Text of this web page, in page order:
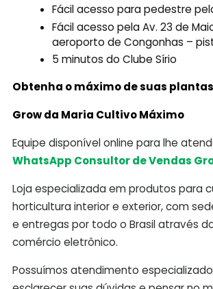
Fácil acesso para pedestre
Fácil acesso pela Av. 23 de
aeroporto de Congonhas –
5 minutos do Clube Sírio
Obtenha o máximo de suas
Grow da Maria Cultivo Máximo
Equipe disponível online para lhe
WhatsApp Consultor de Vendas
Loja especializada em produtos para
horticultura interior e exterior, com
e entregas por todo o Brasil através
comércio eletrônico.
Possuímos atendimento